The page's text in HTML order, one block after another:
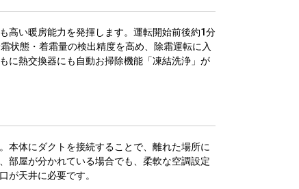
高い暖房能力を発揮します。運転開始前後約1分
状態・着霜量の検出精度を高め、除霜運転に入
に熱交換器にも自動お掃除機能「凍結洗浄」が
本体にダクトを接続することで、離れた場所に
部屋が分かれている場合でも、柔軟な空調設定
が天井に必要です。